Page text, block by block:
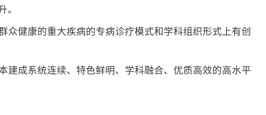
。
健康的重大疾病的专病诊疗模式和学科组织形式上有创
建成系统连续、特色鲜明、学科融合、优质高效的高水平